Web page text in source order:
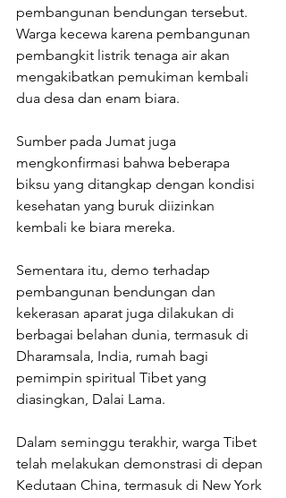
pembangunan bendungan tersebut.
Warga kecewa karena pembangunan
pembangkit listrik tenaga air akan
mengakibatkan pemukiman kembali
dua desa dan enam biara.
Sumber pada Jumat juga
mengkonfirmasi bahwa beberapa
biksu yang ditangkap dengan kondisi
kesehatan yang buruk diizinkan
kembali ke biara mereka.
Sementara itu, demo terhadap
pembangunan bendungan dan
kekerasan aparat juga dilakukan di
berbagai belahan dunia, termasuk di
Dharamsala, India, rumah bagi
pemimpin spiritual Tibet yang
diasingkan, Dalai Lama.
Dalam seminggu terakhir, warga Tibet
telah melakukan demonstrasi di depan
Kedutaan China, termasuk di New York